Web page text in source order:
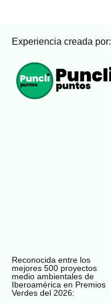
Experiencia creada por:
Reconocida entre los
mejores 500 proyectos
medio ambientales de
Iberoamérica en Premios
Verdes del 2026: